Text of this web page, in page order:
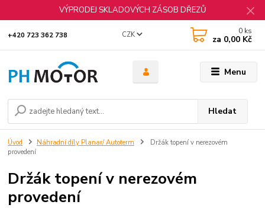
VÝPRODEJ SKLADOVÝCH ZÁSOB DŘEZŮ
Menu
CZK
Hledat
+420 723 362 738 0 ks
za 0,00 Kč
Úvod Náhradní díly Planar/ Autoterm
Držák topení v nerezovém
provedení
Držák topení v nerezovém
provedení